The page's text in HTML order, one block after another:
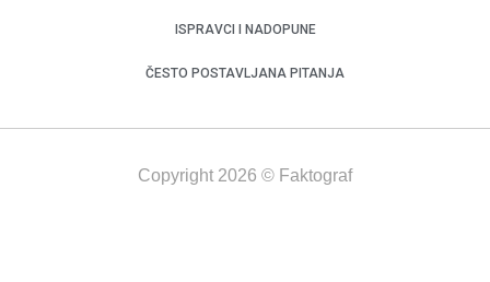
ISPRAVCI I NADOPUNE
ČESTO POSTAVLJANA PITANJA
Copyright 2026 © Faktograf